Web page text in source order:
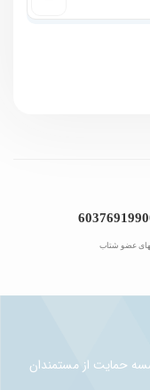
عضو شتاب
حمايت از مستمندان